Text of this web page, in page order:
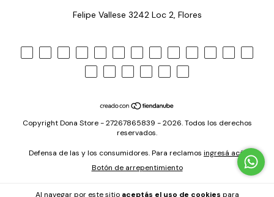
Al navegar por este sitio aceptás el uso de cookies para
Felipe Vallese 3242 Loc 2, Flores
Copyright Dona Store - 27267865839 - 2026. Todos los derechos
reservados.
Defensa de las y los consumidores. Para reclamos ingresá acá.
Botón de arrepentimiento